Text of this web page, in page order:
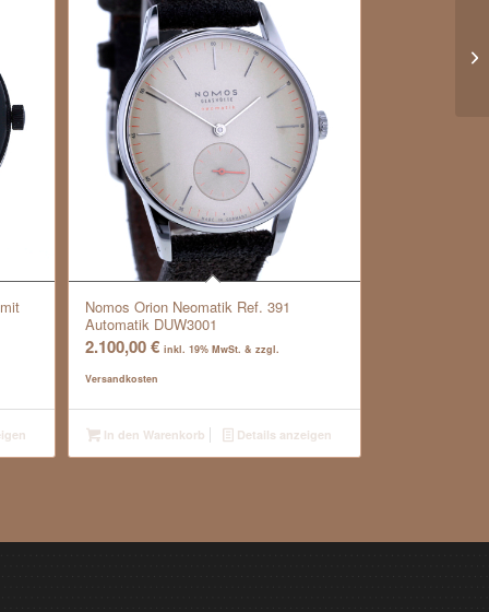
Nomos Orion Neomatik Ref. 391
Automatik DUW3001
2.100,00€ inkl. 19% MwSt. & zzgl.
Versandkosten
In den Warenkorb Details anzeigen